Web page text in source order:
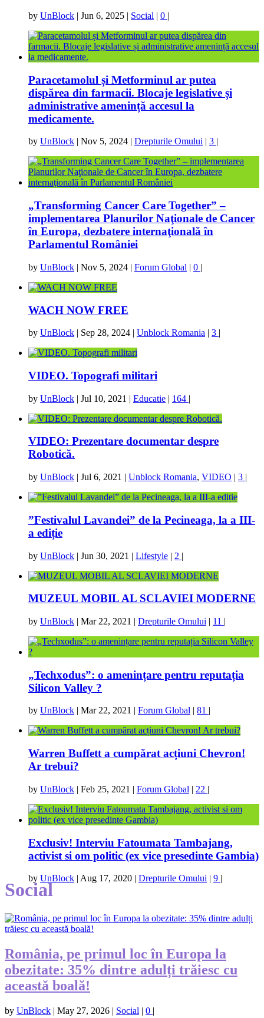
by UnBlock | Jun 6, 2025 | Social | 0 |
Paracetamolul și Metforminul ar putea
dispărea din farmacii. Blocaje legislative și
administrative amenință accesul la
medicamente.
by UnBlock | Nov 5, 2024 | Drepturile Omului | 3 |
„Transforming Cancer Care Together” –
implementarea Planurilor Naţionale de Cancer
în Europa, dezbatere internaţională în
Parlamentul României
by UnBlock | Nov 5, 2024 | Forum Global | 0 |
WACH NOW FREE
by UnBlock | Sep 28, 2024 | Unblock Romania | 3 |
VIDEO. Topografi militari
by UnBlock | Jul 10, 2021 | Educatie | 164 |
VIDEO: Prezentare documentar despre
Robotică.
by UnBlock | Jul 6, 2021 | Unblock Romania, VIDEO | 3 |
”Festivalul Lavandei” de la Pecineaga, la a III-
a ediție
by UnBlock | Jun 30, 2021 | Lifestyle | 2 |
MUZEUL MOBIL AL SCLAVIEI MODERNE
by UnBlock | Mar 22, 2021 | Drepturile Omului | 11 |
„Techxodus”: o amenințare pentru reputația
Silicon Valley ?
by UnBlock Mar 22, 2021 Forum Global 81
Warren Buffett a cumpărat acțiuni Chevron!
Ar trebui?
by UnBlock | Feb 25, 2021 | Forum Global | 22 |
Exclusiv! Interviu Fatoumata Tambajang,
activist si om politic (ex vice presedinte Gambia)
by UnBlock | Aug 17, 2020 | Drepturile Omului | 9 |
Social
România, pe primul loc în Europa la
obezitate: 35% dintre adulți trăiesc cu
această boală!
by UnBlock | May 27, 2026 | Social | 0 |